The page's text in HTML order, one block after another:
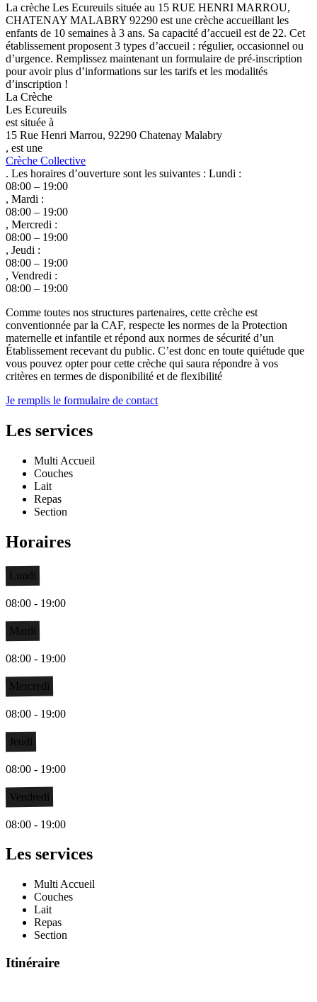
La crèche Les Ecureuils située au 15 RUE HENRI MARROU,
CHATENAY MALABRY 92290 est une crèche accueillant les
enfants de 10 semaines à 3 ans. Sa capacité d’accueil est de 22. Cet
établissement proposent 3 types d’accueil : régulier, occasionnel ou
d’urgence. Remplissez maintenant un formulaire de pré-inscription
pour avoir plus d’informations sur les tarifs et les modalités
d’inscription !
La Crèche
Les Ecureuils
est située à
15 Rue Henri Marrou, 92290 Chatenay Malabry
, est une
Crèche Collective
. Les horaires d’ouverture sont les suivantes : Lundi :
08:00 – 19:00
, Mardi :
08:00 – 19:00
, Mercredi :
08:00 – 19:00
, Jeudi :
08:00 – 19:00
, Vendredi :
08:00 – 19:00
Comme toutes nos structures partenaires, cette crèche est
conventionnée par la CAF, respecte les normes de la Protection
maternelle et infantile et répond aux normes de sécurité d’un
Établissement recevant du public. C’est donc en toute quiétude que
vous pouvez opter pour cette crèche qui saura répondre à vos
critères en termes de disponibilité et de flexibilité
Je remplis le formulaire de contact
Les services
Multi Accueil
Couches
Lait
Repas
Section
Horaires
Lundi
08:00 - 19:00
Mardi
08:00 - 19:00
Mercredi
08:00 - 19:00
Jeudi
08:00 - 19:00
Vendredi
08:00 - 19:00
Les services
Multi Accueil
Couches
Lait
Repas
Section
Itinéraire